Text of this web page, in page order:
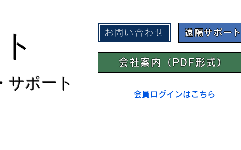
サポート
お問い合わせ 遠隔サポート
会社案内（PDF形式）
会員ログインはこちら